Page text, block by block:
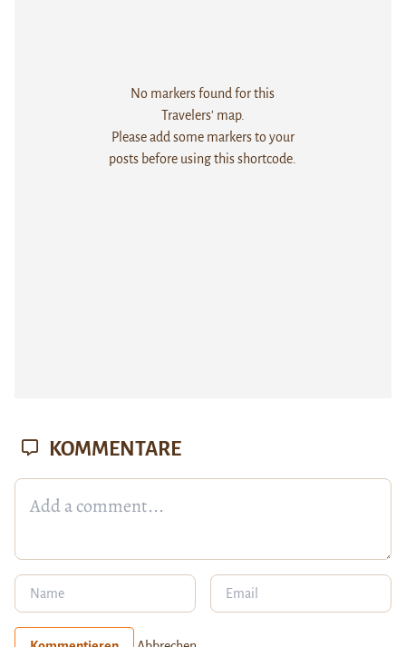
No markers found for this
Travelers' map.
Please add some markers to your
posts before using this shortcode.
KOMMENTARE